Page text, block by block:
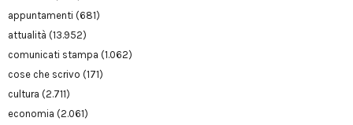
appuntamenti (681)
attualità (13.952)
comunicati stampa (1.062)
cose che scrivo (171)
cultura (2.711)
economia (2.061)